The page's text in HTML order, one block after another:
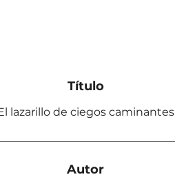
Título
lazarillo de ciegos caminantes
Autor